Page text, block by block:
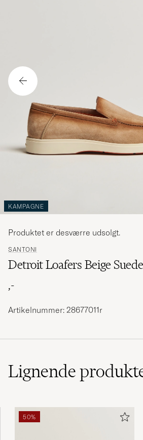
KAMPAGNE
SANTONI
Detroit Loafers Beige Suede
,-
Produktet er desværre udsolgt.
Artikelnummer: 28677011r
Lignende
50%